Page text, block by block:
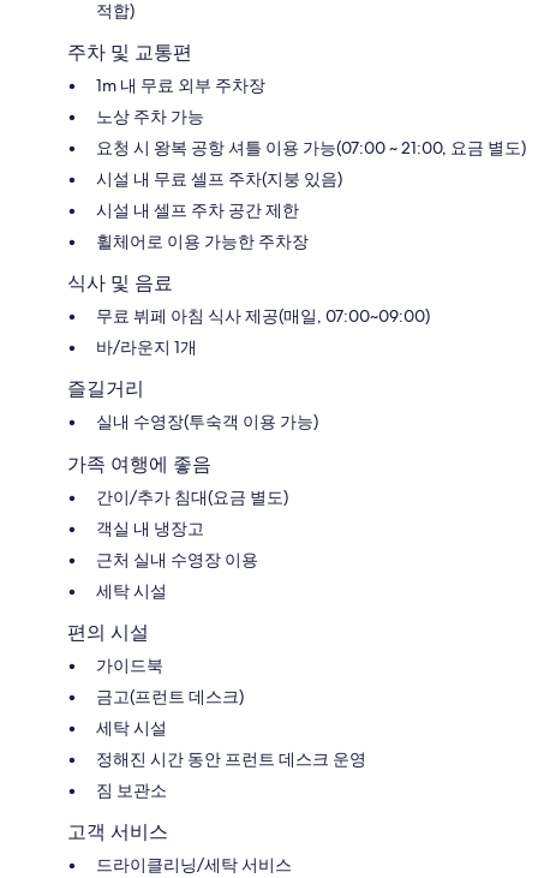
적합)
주차 및 교통편
1m 내 무료 외부 주차장
노상 주차 가능
요청 시 왕복 공항 셔틀 이용 가능(07:00 ~ 21:00, 요금 별도)
시설 내 무료 셀프 주차(지붕 있음)
시설 내 셀프 주차 공간 제한
휠체어로 이용 가능한 주차장
식사 및 음료
무료 뷔페 아침 식사 제공(매일, 07:00~09:00)
바/라운지 1개
즐길거리
실내 수영장(투숙객 이용 가능)
가족 여행에 좋음
간이/추가 침대(요금 별도)
객실 내 냉장고
근처 실내 수영장 이용
세탁 시설
편의 시설
가이드북
금고(프런트 데스크)
세탁 시설
정해진 시간 동안 프런트 데스크 운영
짐 보관소
고객 서비스
드라이클리닝/세탁 서비스